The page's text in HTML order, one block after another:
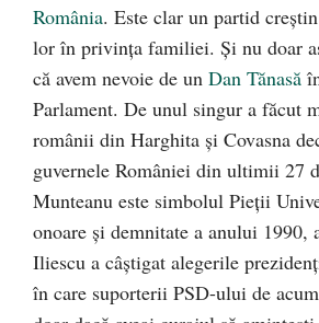
România. Este clar un partid
lor în privința familiei. Și nu doar
că avem nevoie de un Dan Tănasă
Parlament. De unul singur a făcut
românii din Harghita și Covasna
guvernele României din ultimii 27
Munteanu este simbolul Pieții
onoare și demnitate a anului 1990,
Iliescu a câștigat alegerile
în care suporterii PSD-ului de